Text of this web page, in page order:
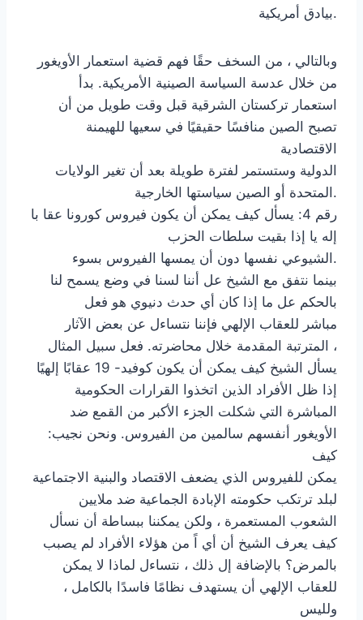
بيادق أمريكية.
وبالتالي ، من السخف حقًا فهم قضية استعمار الأويغور
من خلال عدسة السياسة الصينية الأمريكية. بدأ
استعمار تركستان الشرقية قبل وقت طويل من أن
تصبح الصين منافسًا حقيقيًا في سعيها للهيمنة
الاقتصادية
الدولية وستستمر لفترة طويلة بعد أن تغير الولايات
المتحدة أو الصين سياستها الخارجية.
رقم 4: يسأل كيف يمكن أن يكون فيروس كورونا عقا با
إله يا إذا بقيت سلطات الحزب
الشيوعي نفسها دون أن يمسها الفيروس بسوء.
بينما نتفق مع الشيخ عل أننا لسنا في وضع يسمح لنا
بالحكم عل ما إذا كان أي حدث دنيوي هو فعل
مباشر للعقاب الإلهي فإننا نتساءل عن بعض الآثار
المترتبة المقدمة خلال محاضرته. فعل سبيل المثال ،
يسأل الشيخ كيف يمكن أن يكون كوفيد- 19 عقابًا إلهيًا
إذا ظل الأفراد الذين اتخذوا القرارات الحكومية
المباشرة التي شكلت الجزء الأكبر من القمع ضد
الأويغور أنفسهم سالمين من الفيروس. ونحن نجيب:
كيف
يمكن للفيروس الذي يضعف الاقتصاد والبنية الاجتماعية
لبلد ترتكب حكومته الإبادة الجماعية ضد ملايين
الشعوب المستعمرة ، ولكن يمكننا ببساطة أن نسأل
كيف يعرف الشيخ أن أي اً من هؤلاء الأفراد لم يصبب
بالمرض؟ بالإضافة إل ذلك ، نتساءل لماذا لا يمكن
للعقاب الإلهي أن يستهدف نظامًا فاسدًا بالكامل ،
ولليس